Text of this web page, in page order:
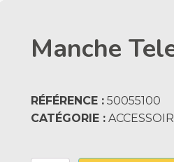
Manche
RÉFÉRENCE : 50055100
CATÉGORIE :